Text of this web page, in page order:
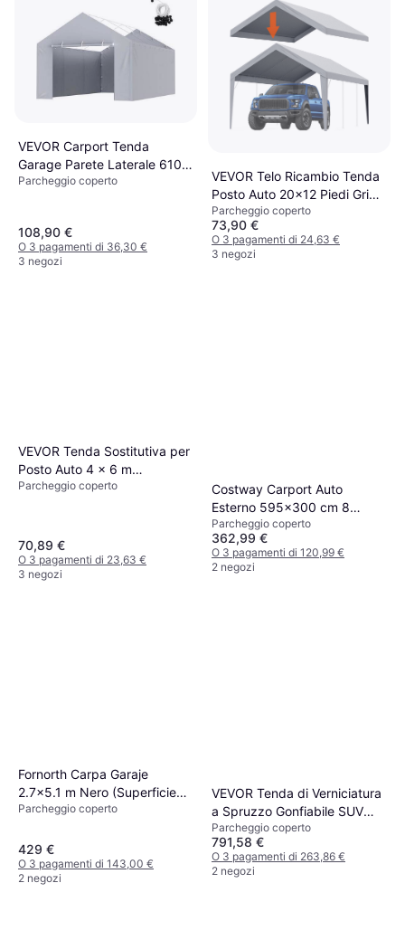
VEVOR Carport Tenda
Garage Parete Laterale 610 x
364 cm (Superficie edificio )
Parcheggio coperto
108,90 €
O 3 pagamenti di 36,30 €
3 negozi
VEVOR Telo Ricambio Tenda
Posto Auto 20x12 Piedi Grigio
(Superficie edificio )
Parcheggio coperto
73,90 €
O 3 pagamenti di 24,63 €
3 negozi
VEVOR Tenda Sostitutiva per
Posto Auto 4 x 6 m
(Superficie edificio )
Parcheggio coperto
70,89 €
O 3 pagamenti di 23,63 €
3 negozi
Costway Carport Auto
Esterno 595x300 cm 8
Pareti Laterali (Superficie
edificio )
Parcheggio coperto
362,99 €
O 3 pagamenti di 120,99 €
2 negozi
Fornorth Carpa Garaje
2.7x5.1 m Nero (Superficie
edificio )
Parcheggio coperto
429 €
O 3 pagamenti di 143,00 €
2 negozi
VEVOR Tenda di Verniciatura
a Spruzzo Gonfiabile SUV
28x16x11ft (Superficie
edificio )
Parcheggio coperto
791,58 €
O 3 pagamenti di 263,86 €
2 negozi